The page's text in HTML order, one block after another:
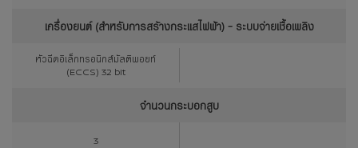
เครื่องยนต์ (สำหรับการสร้างกระแสไฟฟ้า) - ระบบจ่ายเชื้อเพลิง
หัวฉีดอิเล็กทรอนิกส์มัลติพอยท์
(ECCS) 32 bit
จำนวนกระบอกสูบ
3